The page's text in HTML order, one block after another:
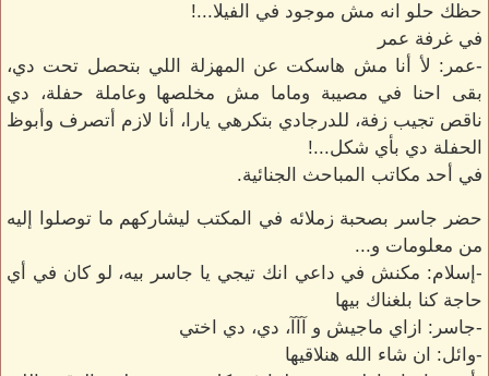
حظك حلو انه مش موجود في الفيلا...!
في غرفة عمر
-عمر: لأ أنا مش هاسكت عن المهزلة اللي بتحصل تحت دي،
بقى احنا في مصيبة وماما مش مخلصها وعاملة حفلة، دي
ناقص تجيب زفة، للدرجادي بتكرهي يارا، أنا لازم أتصرف وأبوظ
الحفلة دي بأي شكل...!
في أحد مكاتب المباحث الجنائية.
حضر جاسر بصحبة زملائه في المكتب ليشاركهم ما توصلوا إليه
من معلومات و...
-إسلام: مكنش في داعي انك تيجي يا جاسر بيه، لو كان في أي
حاجة كنا بلغناك بيها
-جاسر: ازاي ماجيش و آآآ، دي، دي اختي
-وائل: ان شاء الله هنلاقيها